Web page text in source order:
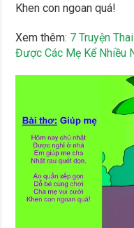
Khen con ngoan quá!
Xem thêm: 7 Truyện
Được Các Mẹ Kể Nhiều